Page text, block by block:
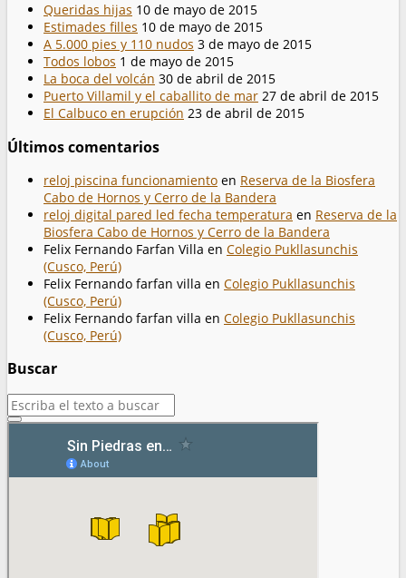
Queridas hijas 10 de mayo de 2015
Estimades filles 10 de mayo de 2015
A 5.000 pies y 110 nudos 3 de mayo de 2015
Todos lobos 1 de mayo de 2015
La boca del volcán 30 de abril de 2015
Puerto Villamil y el caballito de mar 27 de abril de 2015
El Calbuco en erupción 23 de abril de 2015
Últimos comentarios
reloj piscina funcionamiento en Reserva de la Biosfera
Cabo de Hornos y Cerro de la Bandera
reloj digital pared led fecha temperatura en Reserva de la
Biosfera Cabo de Hornos y Cerro de la Bandera
Felix Fernando Farfan Villa en Colegio Pukllasunchis
(Cusco, Perú)
Felix Fernando farfan villa en Colegio Pukllasunchis
(Cusco, Perú)
Felix Fernando farfan villa en Colegio Pukllasunchis
(Cusco, Perú)
Buscar